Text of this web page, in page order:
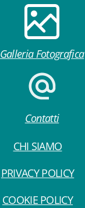
Galleria Fotografica
Contatti
CHI SIAMO
PRIVACY POLICY
COOKIE POLICY